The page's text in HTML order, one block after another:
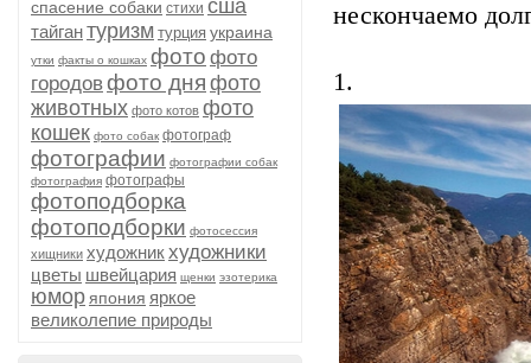
спасение собаки стихи сша
тайгантуризм турция украина
утки факты о кошках фото фото
городовфото дня фото
животных фото котов фото
кошек фото собак фотограф
фотографии фотографии собак
фотография фотографы
фотоподборка
фотоподборки фотосессия
хищники художникхудожники
цветы швейцария щенки эзотерика
юмор япония яркое
великолепие природы
нескончаемо
1.